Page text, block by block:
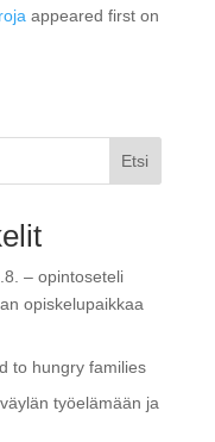
appeared first on
Etsi
– opintoseteli
opiskelupaikkaa
to hungry families
työelämään ja